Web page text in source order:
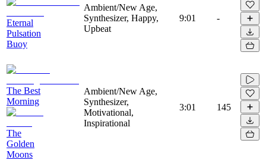
Eternal
Pulsation
Buoy
Ambient/New Age,
Synthesizer, Happy,
Upbeat
9:01 -
The Best
Morning
The
Golden
Moons
Ambient/New Age,
Synthesizer,
Motivational,
Inspirational
3:01 145